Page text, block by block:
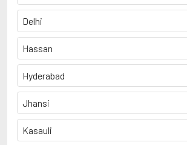
Delhi
Hassan
Hyderabad
Jhansi
Kasauli